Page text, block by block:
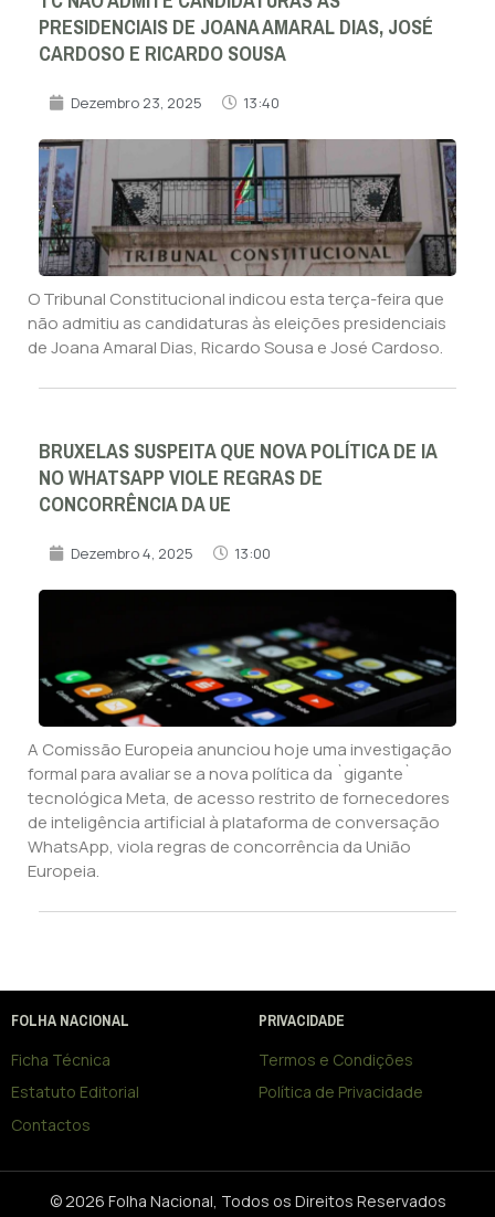
PRESIDENCIAIS DE JOANA AMARAL DIAS, JOSÉ
CARDOSO E RICARDO SOUSA
Dezembro 23, 2025 13:40
O Tribunal Constitucional indicou esta terça-feira que
não admitiu as candidaturas às eleições presidenciais
de Joana Amaral Dias, Ricardo Sousa e José Cardoso.
BRUXELAS SUSPEITA QUE NOVA POLÍTICA DE IA
NO WHATSAPP VIOLE REGRAS DE
CONCORRÊNCIA DA UE
Dezembro 4, 2025 13:00
A Comissão Europeia anunciou hoje uma investigação
formal para avaliar se a nova política da `gigante`
tecnológica Meta, de acesso restrito de fornecedores
de inteligência artificial à plataforma de conversação
WhatsApp, viola regras de concorrência da União
Europeia.
FOLHA NACIONAL
Ficha Técnica
Estatuto Editorial
Contactos
PRIVACIDADE
Termos e Condições
Política de Privacidade
© 2026 Folha Nacional, Todos os Direitos Reservados